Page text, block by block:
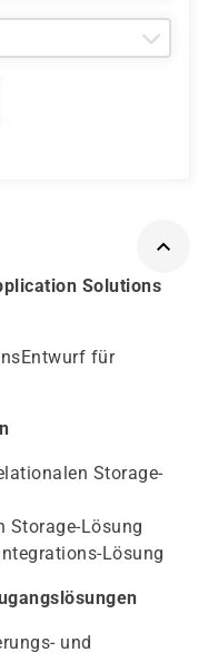
Solutions
für
Storage-
Storage-Lösung
Lösung
und